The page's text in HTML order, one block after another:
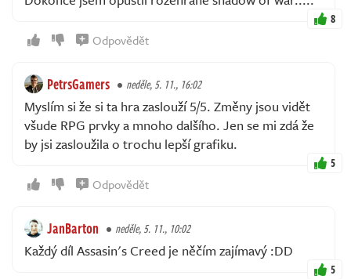
8
Odpovědět
PetrsGamers neděle, 5. 11., 16:02
Myslím si že si ta hra zaslouží 5/5. Změny jsou vidět
všude RPG prvky a mnoho dalšího. Jen se mi zdá že
by jsi zasloužila o trochu lepší grafiku.
5
Odpovědět
JanBarton neděle, 5. 11., 10:02
Každý díl Assasin's Creed je něčím zajímavý :DD
5